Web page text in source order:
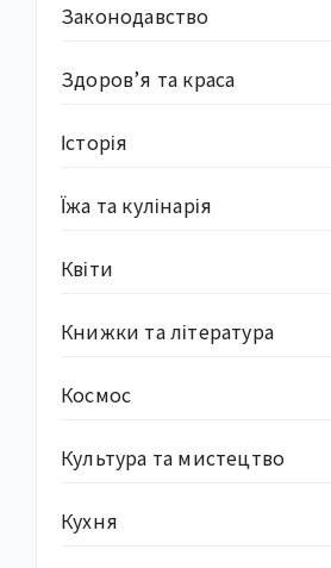
Законодавство
Здоров’я та краса
Історія
Їжа та кулінарія
Квіти
Книжки та література
Космос
Культура та мистецтво
Кухня